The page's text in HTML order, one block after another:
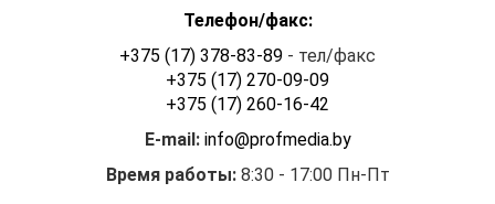
Телефон/факс:
+375 (17) 378-83-89 - тел/факс
+375 (17) 270-09-09
+375 (17) 260-16-42
E-mail: info@profmedia.by
Время работы:8:30 - 17:00 Пн-Пт